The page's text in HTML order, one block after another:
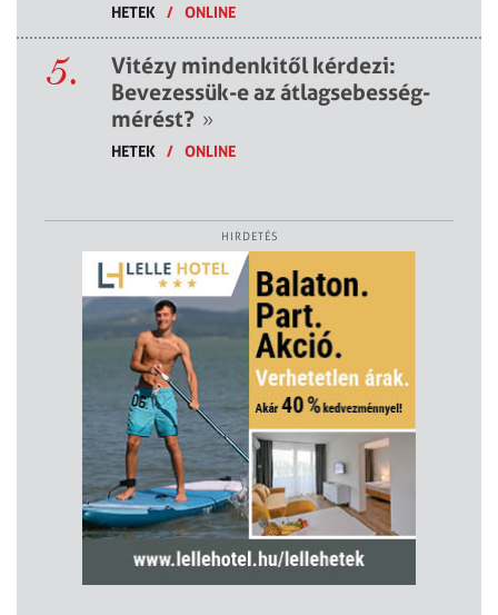
HETEK / ONLINE
5.
Vitézy mindenkitől kérdezi:
Bevezessük-e az átlagsebesség-
mérést? »
HETEK / ONLINE
HIRDETÉS